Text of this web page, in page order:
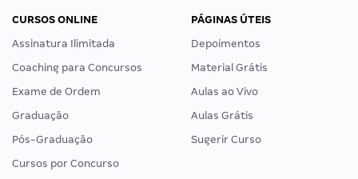
CURSOS ONLINE
Assinatura Ilimitada
Coaching para Concursos
Exame de Ordem
Graduação
Pós-Graduação
Cursos por Concurso
PÁGINAS ÚTEIS
Depoimentos
Material Grátis
Aulas ao Vivo
Aulas Grátis
Sugerir Curso